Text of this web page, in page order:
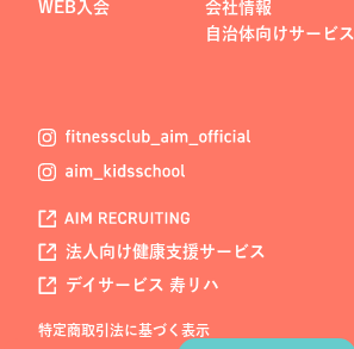
WEB入会
会社情報
自治体向けサービス
法人向け健康支援サービス
デイサービス 寿リハ
特定商取引法に基づく表示